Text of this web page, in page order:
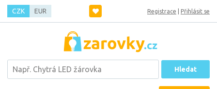
CZK EUR Registrace Přihlásit se
Hledat